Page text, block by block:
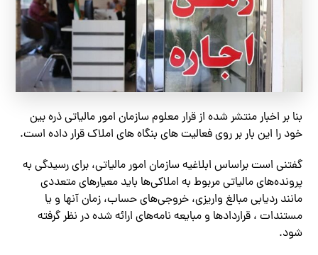
بنا بر اخبار منتشر شده از قرار معلوم سازمان امور مالیاتی ذره بین
خود را این بار بر روی فعالیت های بنگاه های املاک قرار داده است.
گفتنی است براساس ابلاغیه سازمان امور مالیاتی، برای رسیدگی به
پرونده‌های مالیاتی مربوط به املاکی‌ها باید معیارهای متعددی
مانند ردیابی مبالغ واریزی، خروجی‌های حساب، زمان آنها و یا
مستندات ، قراردادها و مبایعه نامه‌های ارائه شده در نظر گرفته
شود.